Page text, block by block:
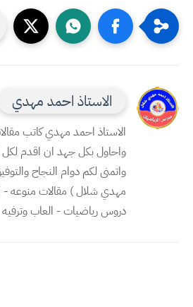
الاستاذ احمد مهدي
الاستاذ احمد مهدي كاتب
واحاول بكل جهد ان اقدم
واتمنى لكم دوام النجاح
مهدي شلال ) مقالات منوعه -
دروس رياضيات - العاب وترفيه